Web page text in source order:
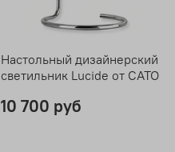
Настольный дизайнерский
светильник Lucide от CATO
10 700 руб